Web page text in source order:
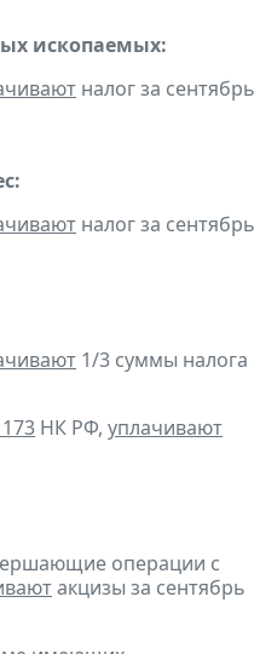
ископаемых:
налог за сентябрь
налог за сентябрь
1/3 суммы налога
НК РФ, уплачивают
операции с
акцизы за сентябрь